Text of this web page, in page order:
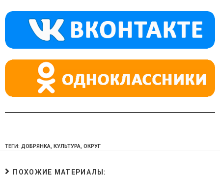
a
ss
ni
ki
m p
p
ТЕГИ: ДОБРЯНКА, КУЛЬТУРА, ОКРУГ
ПОХОЖИЕ МАТЕРИАЛЫ: